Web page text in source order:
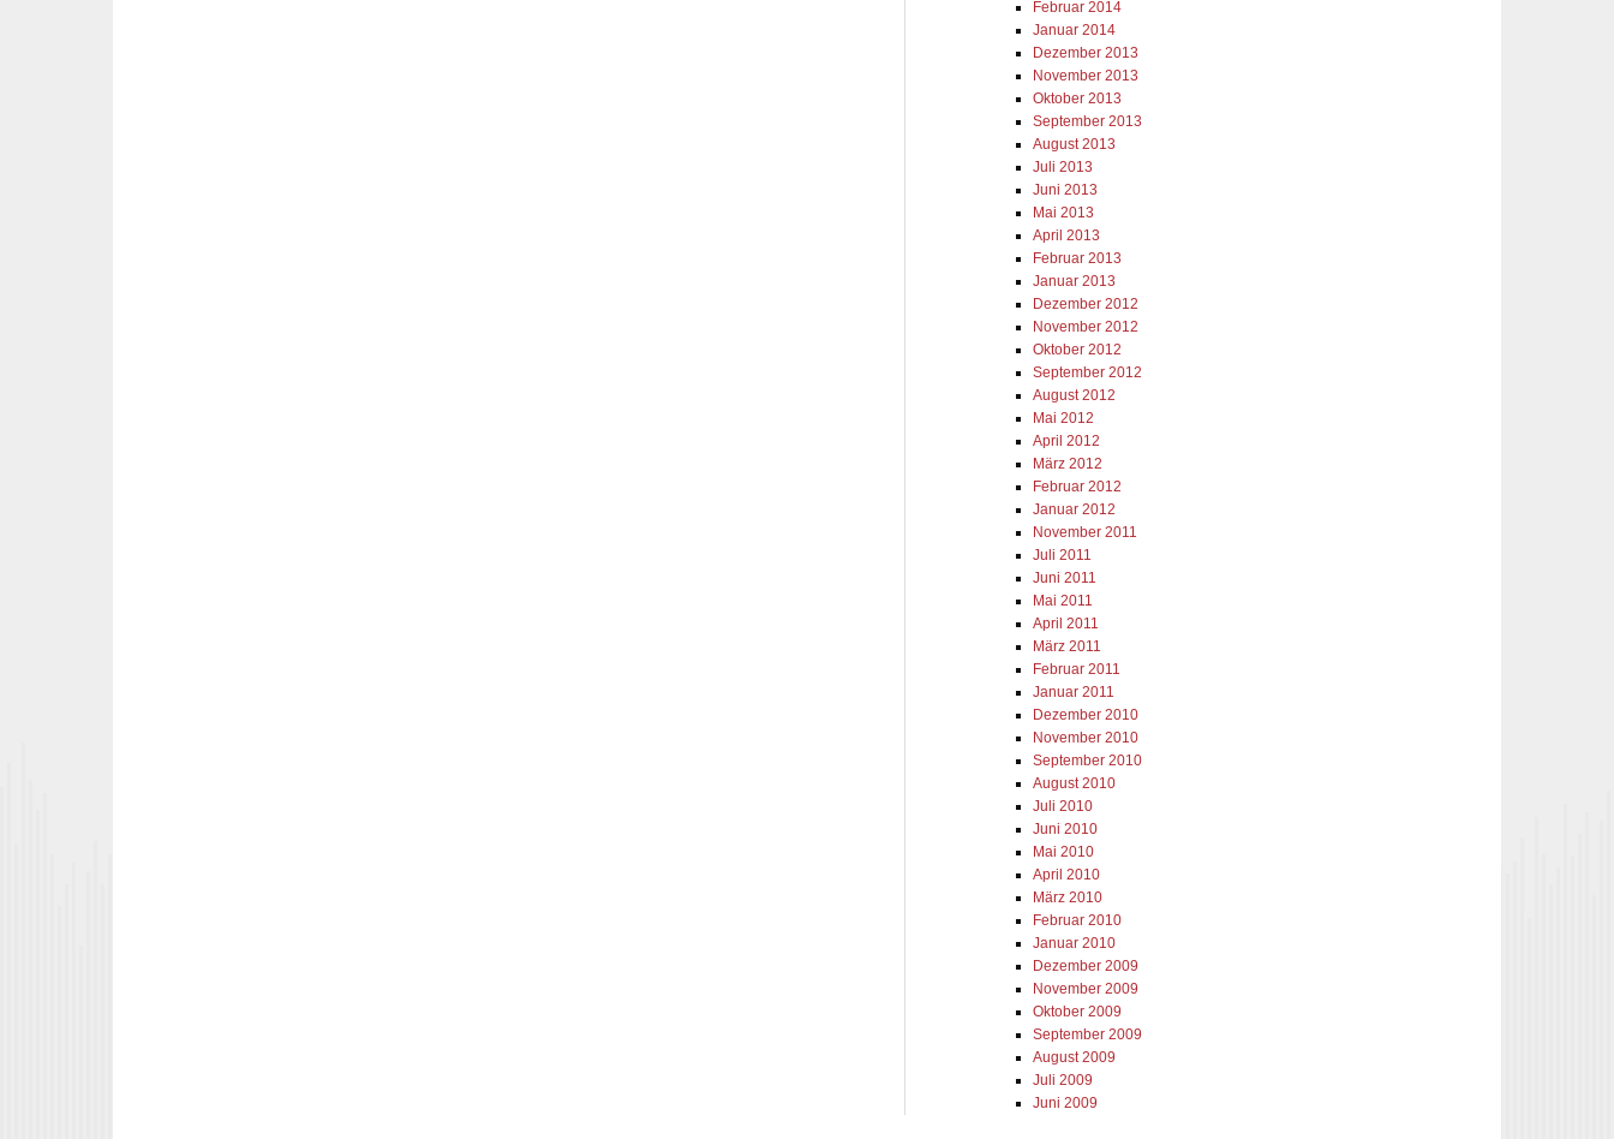
Februar 2014
Januar 2014
Dezember 2013
November 2013
Oktober 2013
September 2013
August 2013
Juli 2013
Juni 2013
Mai 2013
April 2013
Februar 2013
Januar 2013
Dezember 2012
November 2012
Oktober 2012
September 2012
August 2012
Mai 2012
April 2012
März 2012
Februar 2012
Januar 2012
November 2011
Juli 2011
Juni 2011
Mai 2011
April 2011
März 2011
Februar 2011
Januar 2011
Dezember 2010
November 2010
September 2010
August 2010
Juli 2010
Juni 2010
Mai 2010
April 2010
März 2010
Februar 2010
Januar 2010
Dezember 2009
November 2009
Oktober 2009
September 2009
August 2009
Juli 2009
Juni 2009